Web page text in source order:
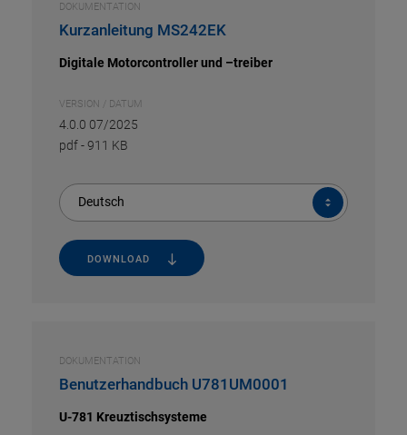
DOKUMENTATION
Kurzanleitung MS242EK
Digitale Motorcontroller und –treiber
VERSION / DATUM
4.0.0 07/2025
pdf-911 KB
Deutsch
DOWNLOAD
DOKUMENTATION
Benutzerhandbuch U781UM0001
U-781 Kreuztischsysteme